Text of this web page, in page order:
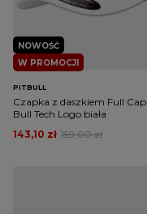
W PROMOCJI
NOWOŚĆ
PITBULL
Czapka z daszkiem Full
Bull Tech Logo biała
159,00 zł
143,10 zł